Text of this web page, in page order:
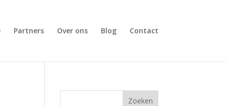
Partners Over ons Blog Contact
Zoeken